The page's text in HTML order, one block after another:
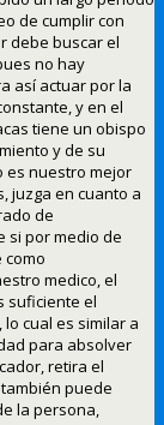
de cumplir con
debe buscar el
no hay
así actuar por la
y en el
tiene un obispo
y de su
es nuestro mejor
juzga en cuanto a
de
si por medio de
como
medico, el
suficiente el
cual es similar a
para absolver
retira el
puede
la persona,